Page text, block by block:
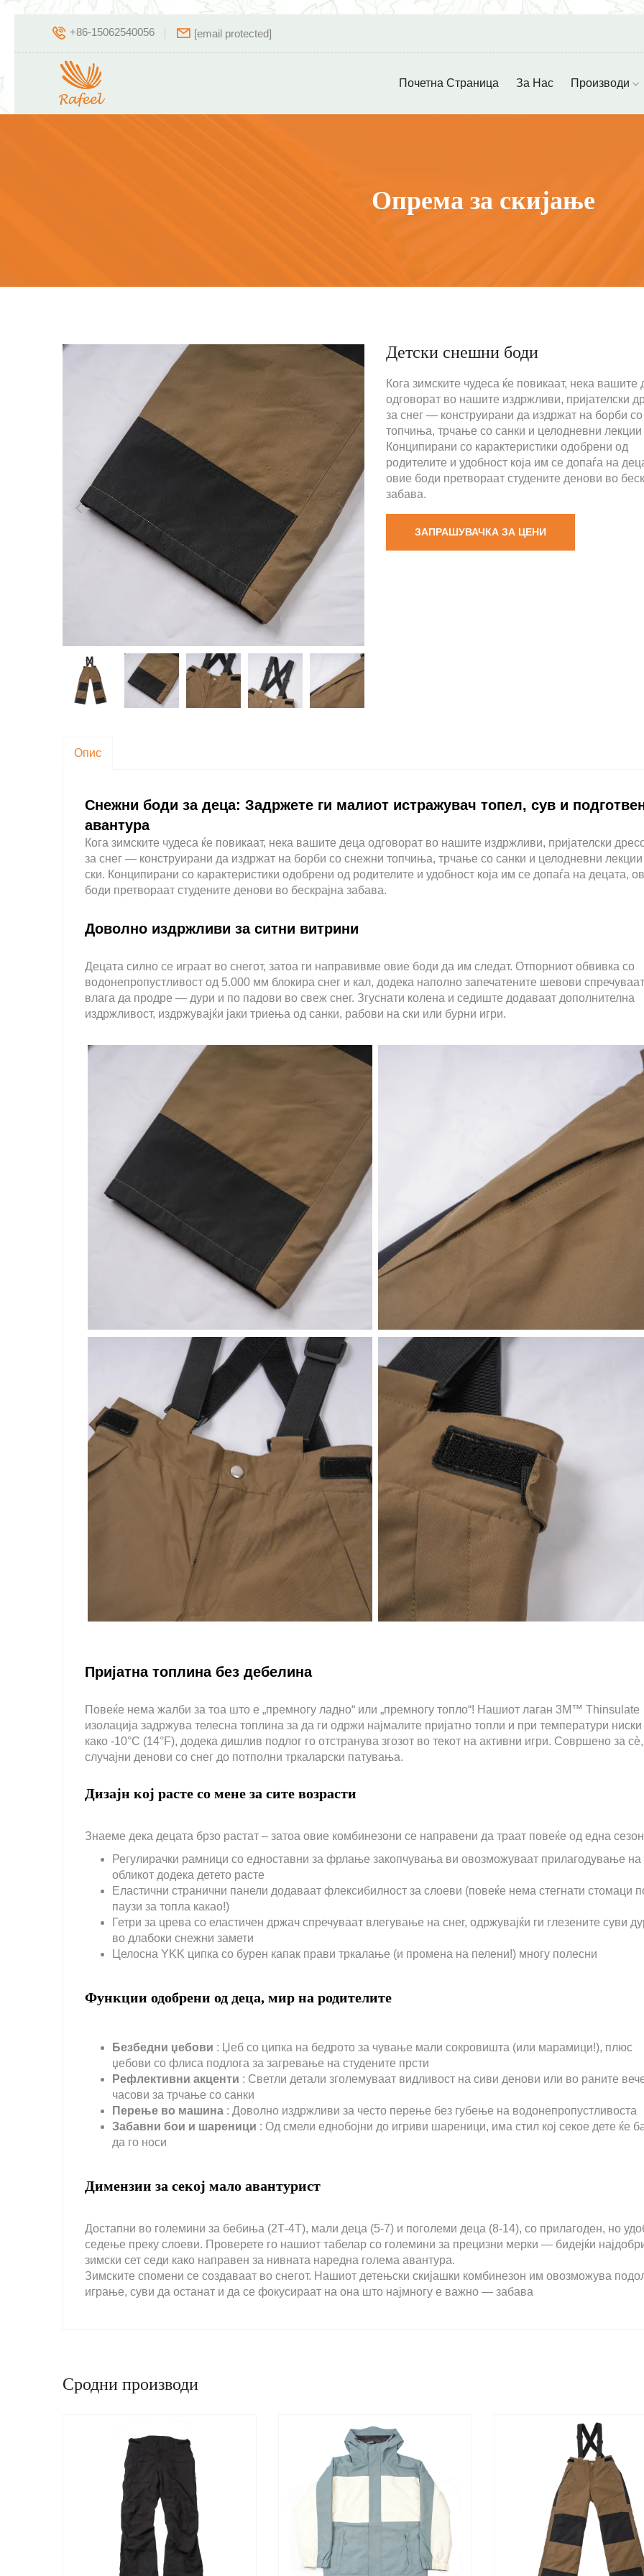
+86-15062540056 [email protected]
Почетна Страница За Нас Производи
Опрема за скијање
Детски снешни боди
Кога зимските чудеса ќе повикаат, нека вашите
одговорат во нашите издржливи, пријателски
за снег — конструирани да издржат на борби
топчиња, трчање со санки и целодневни лекции
Конципирани со карактеристики одобрени од
родителите и удобност која им се допаѓа на
овие боди претвораат студените денови во
забава.
ЗАПРАШУВАЧКА ЗА ЦЕНИ
Опис
Снежни боди за деца: Задржете ги малиот истражувач топел, сув и
авантура
Кога зимските чудеса ќе повикаат, нека вашите деца одговорат во нашите издржливи, пријателски
за снег — конструирани да издржат на борби со снежни топчиња, трчање со санки и целодневни
ски. Конципирани со карактеристики одобрени од родителите и удобност која им се допаѓа на децата,
боди претвораат студените денови во бескрајна забава.
Доволно издржливи за ситни витрини
Децата силно се играат во снегот, затоа ги направивме овие боди да им следат. Отпорниот обвивка со
водонепропустливост од 5.000 мм блокира снег и кал, додека наполно запечатените шевови спречуваат
влага да продре — дури и по падови во свеж снег. Згуснати колена и седиште додаваат дополнителна
издржливост, издржувајќи јаки триења од санки, рабови на ски или бурни игри.
Пријатна топлина без дебелина
Повеќе нема жалби за тоа што е „премногу ладно“ или „премногу топло“! Нашиот лаган 3M™ Thinsulate
изолација задржува телесна топлина за да ги одржи најмалите пријатно топли и при температури ниски
како -10°C (14°F), додека дишлив подлог го отстранува згозот во текот на активни игри. Совршено за
случајни денови со снег до потполни тркаларски патувања.
Дизајн кој расте со мене за сите возрасти
Знаеме дека децата брзо растат – затоа овие комбинезони се направени да траат повеќе од една
Регулирачки рамници со едноставни за фрлање закопчувања ви овозможуваат прилагодување на
обликот додека детето расте
Еластични странични панели додаваат флексибилност за слоеви (повеќе нема стегнати стомаци
паузи за топла какао!)
Гетри за црева со еластичен држач спречуваат влегување на снег, одржувајќи ги глезените суви
во длабоки снежни замети
Целосна YKK ципка со бурен капак прави тркалање (и промена на пелени!) многу полесни
Функции одобрени од деца, мир на родителите
Безбедни џебови : Џеб со ципка на бедрото за чување мали сокровишта (или марамици!), плюс
џебови со флиса подлога за загревање на студените прсти
Рефлективни акценти : Светли детали зголемуваат видливост на сиви денови или во раните
часови за трчање со санки
Перење во машина : Доволно издржливи за често перење без губење на водонепропустливоста
Забавни бои и шареници : Од смели еднобојни до игриви шареници, има стил кој секое дете ќе
да го носи
Димензии за секој мало авантурист
Достапни во големини за бебиња (2Т-4Т), мали деца (5-7) и поголеми деца (8-14), со прилагоден, но
седење преку слоеви. Проверете го нашиот табелар со големини за прецизни мерки — бидејќи
зимски сет седи како направен за нивната наредна голема авантура.
Зимските спомени се создаваат во снегот. Нашиот детењски скијашки комбинезон им овозможува
играње, суви да останат и да се фокусираат на она што најмногу е важно — забава
Сродни производи